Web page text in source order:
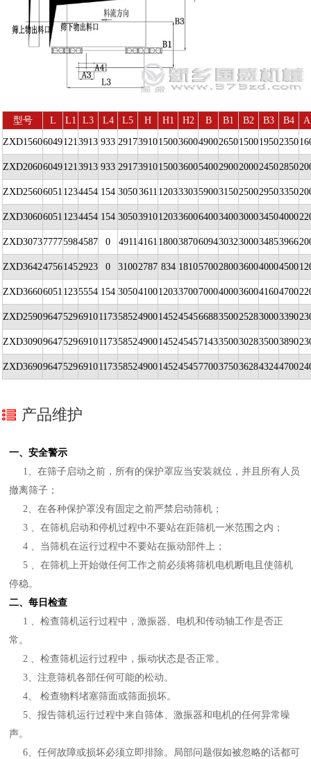
型号 L L1 L3 L4 L5 H H1 H2 B B1 B2 B3 B4
ZXD15606049121 3913 933 291739101500360049002650150019502350
ZXD20606049121 3913 933 291739101500360054002900200024502850
ZXD25606051 1234454 154 30503611 1203330359003150250029503350
ZXD30606051 1234454 154 305039101203360064003400300034504000
ZXD307377775984587 0 4911 4161 1800387060943032300034853966
ZXD364247561452923 0 31002787 834 181057002800360040004500
ZXD36606051 1235554 154 305041001203370070004000360041604700
ZXD2590964752969101173585249001452454566883500252830003390
ZXD3090964752969101173585249001452454571433500302835003890
ZXD3690964752969101173585249001452454577003750362843244700
产品维护
一、安全警示
1、在筛子启动之前，所有的保护罩应当安装就位，并且所有人员
撤离筛子；
2、在各种保护罩没有固定之前严禁启动筛机；
3 、在筛机启动和停机过程中不要站在距筛机一米范围之内；
4 、当筛机在运行过程中不要站在振动部件上；
5 、在筛机上开始做任何工作之前必须将筛机电机断电且使筛机
停稳。
二、每日检查
1 、检查筛机运行过程中，激振器、电机和传动轴工作是否正
常。
2 、检查筛机运行过程中，振动状态是否正常。
3、注意筛机各部任何可能的松动。
4、 检查物料堵塞筛面或筛面损坏。
5、报告筛机运行过程中来自筛体、激振器和电机的任何异常噪
声。
6、任何故障或损坏必须立即排除。局部问题假如被忽略的话都可